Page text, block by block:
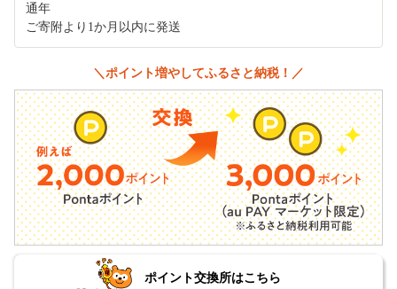
通年
ご寄附より1か月以内に発送
＼ポイント増やしてふるさと納税！／
ポイント交換所はこちら